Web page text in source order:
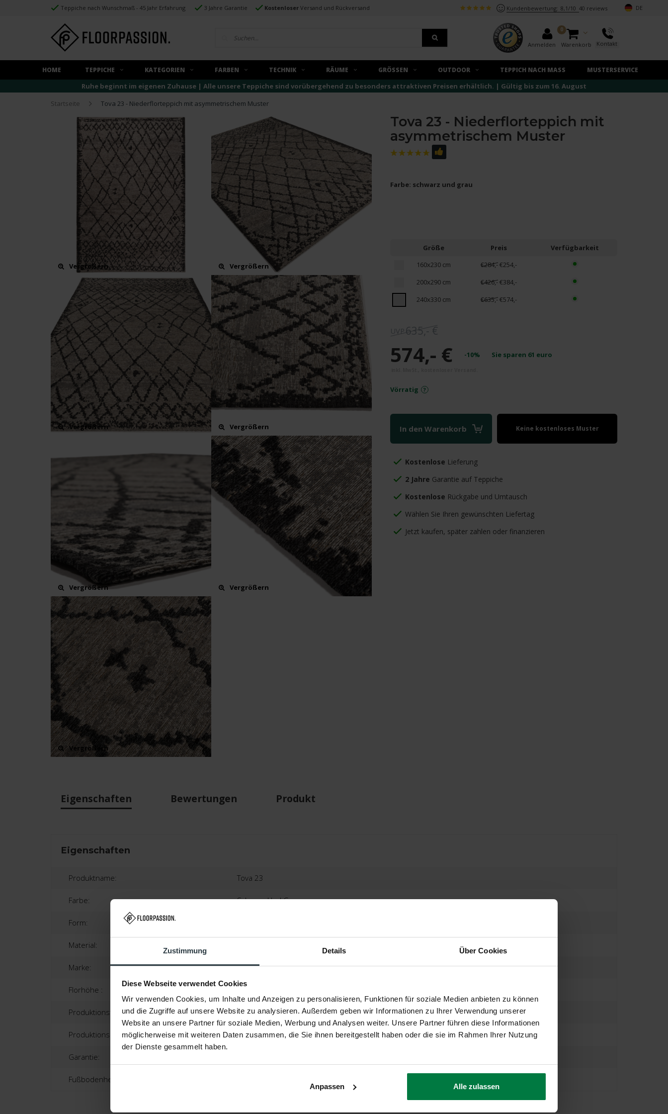
Zustimmung Details Über Cookies
Diese Webseite verwendet Cookies
Wir verwenden Cookies, um Inhalte und Anzeigen zu personalisieren, Funktionen für soziale Medien anbieten zu können
und die Zugriffe auf unsere Website zu analysieren. Außerdem geben wir Informationen zu Ihrer Verwendung unserer
Website an unsere Partner für soziale Medien, Werbung und Analysen weiter. Unsere Partner führen diese Informationen
möglicherweise mit weiteren Daten zusammen, die Sie ihnen bereitgestellt haben oder die sie im Rahmen Ihrer Nutzung
der Dienste gesammelt haben.
Anpassen Alle zulassen
Teppiche nach Wunschmaß - 45 Jahr Erfahrung 3 Jahre Garantie Kostenloser Versand und Rückversand Kundenbewertung: 8,1/10 40 reviews DE
Anmelden
0
Warenkorb Kontakt
HOME TEPPICHE KATEGORIEN FARBEN TECHNIK RÄUME GRÖSSEN OUTDOOR TEPPICH NACH MASS MUSTERSERVICE
Ruhe beginnt im eigenen Zuhause | Alle unsere Teppiche sind vorübergehend zu besonders attraktiven Preisen erhältlich. | Gültig bis zum 16. August
Startseite
Tova 23 - Niederflorteppich mit asymmetrischem Muster
Vergrößern Vergrößern
Vergrößern Vergrößern
Vergrößern Vergrößern
Vergrößern
Tova 23 - Niederflorteppich mit
asymmetrischem Muster
Farbe: schwarz und grau
Größe Preis
Verfügbarkeit
160x230 cm
€284,-€254,-
200x290 cm
€426,-€384,-
240x330 cm
€635,-€574,-
635,- €
574,- € -10% Sie sparen 61 euro
Vörratig
In den Warenkorb Keine kostenloses Muster
Kostenlose Lieferung
2 Jahre Garantie auf Teppiche
Kostenlose Rückgabe und Umtausch
Wählen Sie Ihren gewünschten Liefertag
Jetzt kaufen, später zahlen oder finanzieren
Eigenschaften Bewertungen Produkt
Eigenschaften
Produktname: Tova 23
Farbe: Schwarz Und Grau
Form:
Material:
Marke: Floorpassion
Florhöhe : Ca. 1 Zentimeter
Produktionstechnik: Maschinengewebt
Produktionsland: Italien
Garantie:
Fußbodenheizung: